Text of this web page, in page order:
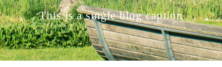
This is a single blog caption